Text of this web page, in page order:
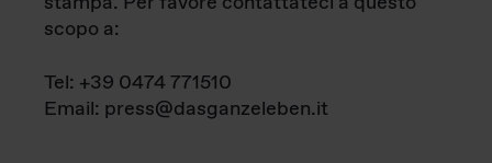
scopo a:
Tel: +39 0474 771510
Email: press@dasganzeleben.it